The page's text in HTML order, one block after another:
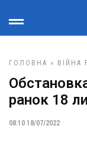
ГОЛОВНА » ВІЙНА
ранок 18
08:10 18/07/2022